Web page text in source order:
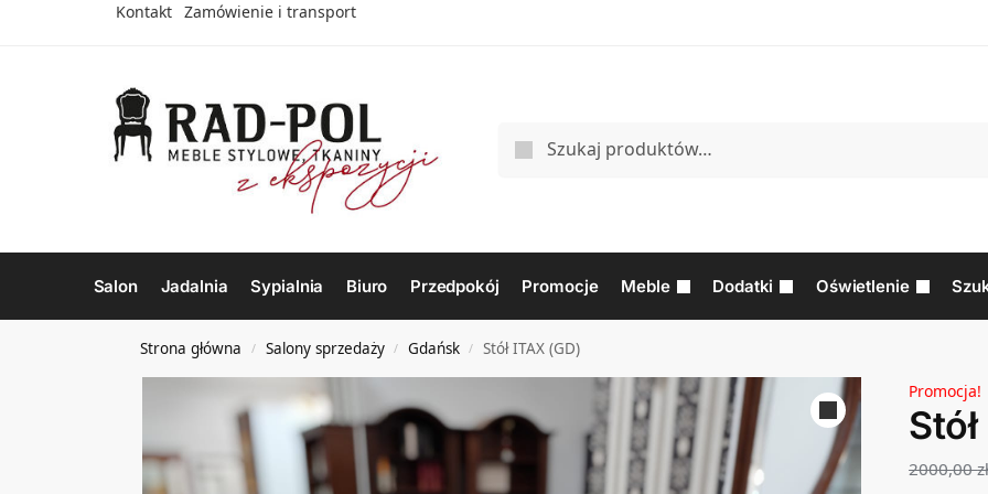
Kontakt Zamówienie i transport
Salon Jadalnia Sypialnia Biuro Przedpokój Promocje Meble Dodatki Oświetlenie
Strona główna / Salony sprzedaży / Gdańsk / Stół ITAX (GD)
Promocja!
2000,00